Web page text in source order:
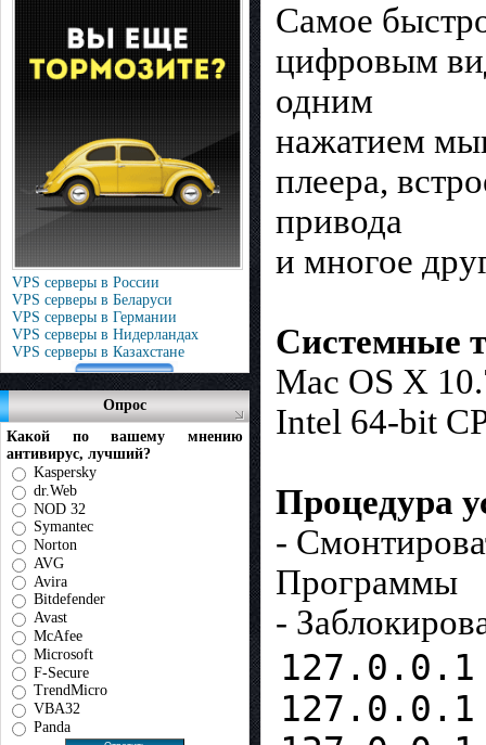
VPS серверы в России
VPS серверы в Беларуси
VPS серверы в Германии
VPS серверы в Нидерландах
VPS серверы в Казахстане
Опрос
Какой по вашему мнению
антивирус, лучший?
Kaspersky
dr.Web
NOD 32
Symantec
Norton
AVG
Avira
Bitdefender
Avast
McAfee
Microsoft
F-Secure
TrendMicro
VBA32
Panda
Самое
цифровым
одним
нажатием
плеера,
привода
и многое
Системные
Mac OS X
Intel 64-bit
Процедура
-
Программы
-